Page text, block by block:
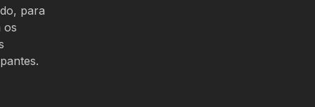
para
os